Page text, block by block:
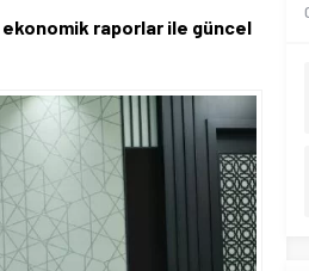
raporlar ile güncel